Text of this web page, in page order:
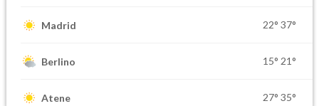
Madrid 22° 37°
Berlino 15° 21°
Atene 27° 35°